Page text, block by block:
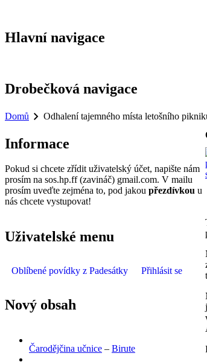
Hlavní navigace
Drobečková navigace
Domů Odhalení tajemného místa letošního
Informace
Pokud si chcete zřídit uživatelský účet, napište nám
prosím na sos.hp.ff (zavináč) gmail.com. V mailu
prosím uveďte zejména to, pod jakou přezdívkou u
nás chcete vystupovat!
Uživatelské menu
Oblíbené povídky z Padesátky Přihlásit se
Nový obsah
Čarodějčina učnice – Birute